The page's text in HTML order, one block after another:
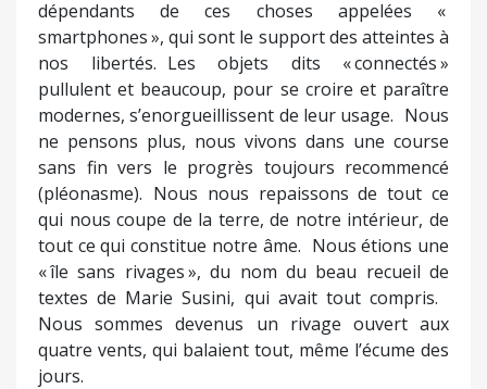
dépendants de ces choses appelées «
smartphones », qui sont le support des atteintes à
nos libertés. Les objets dits « connectés »
pullulent et beaucoup, pour se croire et paraître
modernes, s’enorgueillissent de leur usage. Nous
ne pensons plus, nous vivons dans une course
sans fin vers le progrès toujours recommencé
(pléonasme). Nous nous repaissons de tout ce
qui nous coupe de la terre, de notre intérieur, de
tout ce qui constitue notre âme. Nous étions une
« île sans rivages », du nom du beau recueil de
textes de Marie Susini, qui avait tout compris.
Nous sommes devenus un rivage ouvert aux
quatre vents, qui balaient tout, même l’écume des
jours.